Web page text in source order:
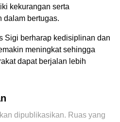
kekurangan serta
dalam bertugas.
Sigi berharap kedisiplinan dan
meningkat sehingga
dapat berjalan lebih
dipublikasikan. Ruas yang